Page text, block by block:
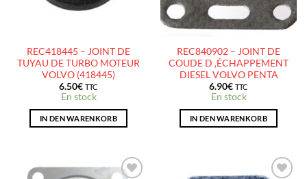
REC418445 – JOINT DE
TUYAU DE TURBO MOTEUR
VOLVO (418445)
6.50€ TTC
En stock
IN DEN WARENKORB
REC840902 – JOINT DE
COUDE D ‚ÉCHAPPEMENT
DIESEL VOLVO PENTA
6.90€ TTC
En stock
IN DEN WARENKORB